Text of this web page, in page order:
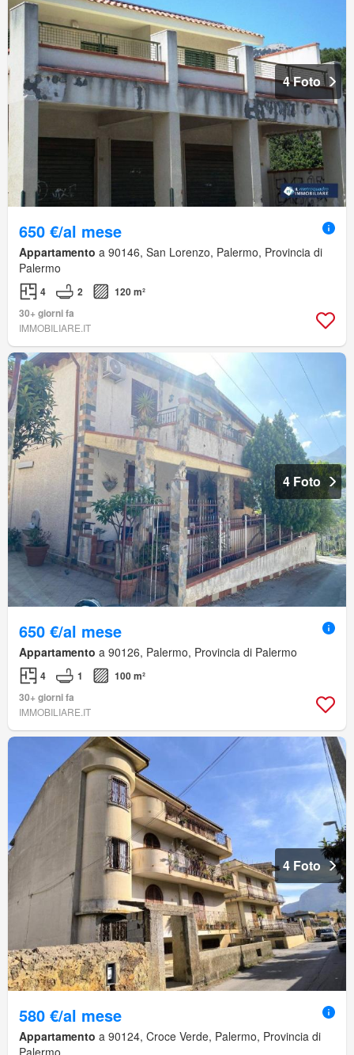
4 Foto
650 €/al mese
Appartamento a 90146, San Lorenzo, Palermo, Provincia di
Palermo
4 2
120 m²
30+ giorni fa
IMMOBILIARE.IT
4 Foto
650 €/al mese
Appartamento a 90126, Palermo, Provincia di Palermo
4 1
100 m²
30+ giorni fa
IMMOBILIARE.IT
4 Foto
580 €/al mese
Appartamento a 90124, Croce Verde, Palermo, Provincia di
Palermo